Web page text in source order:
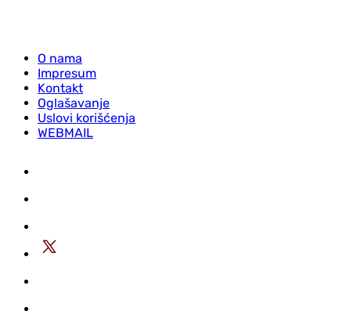
O nama
Impresum
Kontakt
Oglašavanje
Uslovi korišćenja
WEBMAIL